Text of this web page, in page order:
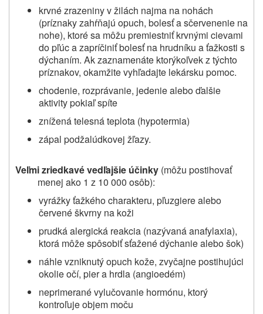
krvné zrazeniny v žilách najma na nohách
(príznaky zahŕňajú opuch, bolesť a sčervenenie na
nohe), ktoré sa môžu premiestniť krvnými cievami
do pľúc a zapríčiniť bolesť na hrudníku a ťažkosti s
dýchaním. Ak zaznamenáte ktorýkoľvek z týchto
príznakov, okamžite vyhľadajte lekársku pomoc.
chodenie, rozprávanie, jedenie alebo ďalšie
aktivity pokiaľ spíte
znížená telesná teplota (hypotermia)
zápal podžalúdkovej žľazy.
Veľmi zriedkavé vedľajšie účinky (môžu postihovať
menej ako 1 z 10 000 osôb):
vyrážky ťažkého charakteru, pľuzgiere alebo
červené škvrny na koži
prudká alergická reakcia (nazývaná anafylaxia),
ktorá môže spôsobiť sťažené dýchanie alebo šok)
náhle vzniknutý opuch kože, zvyčajne postihujúci
okolie očí, pier a hrdla (angioedém)
neprimerané vylučovanie hormónu, ktorý
kontroľujeobjem moču